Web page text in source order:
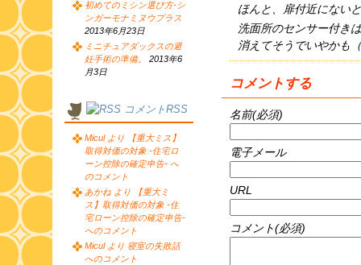
ほんと、扉付近にない
洗面所のセンサー付き
消えてそうでいやかも
コメントする
名前(必須)
電子メール
URL
コメント(必須)
初めてのミシン選び方-シ
ンガーモナミヌウプラス
2013年6月23日
ミニチュアダックスの避
妊手術の準備。
2013年6
月3日
コメントRSS
Micul より 【重大ミス】
取得対価の対象 -住宅ロ
ーン控除の確定申告- へ
のコメント
あかね より 【重大ミ
ス】取得対価の対象 -住
宅ローン控除の確定申告-
へのコメント
Micul より 寝室の失敗話
へのコメント